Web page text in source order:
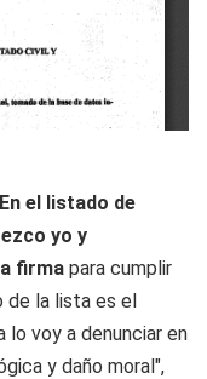
el listado de
yo y
firma para cumplir
de la lista es el
lo voy a denunciar en
y daño moral",